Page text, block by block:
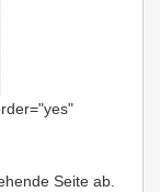
Seite ab.